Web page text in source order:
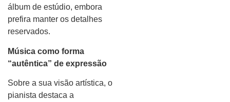
álbum de estúdio, embora
prefira manter os detalhes
reservados.
Música como forma
“autêntica” de expressão
Sobre a sua visão artística, o
pianista destaca a